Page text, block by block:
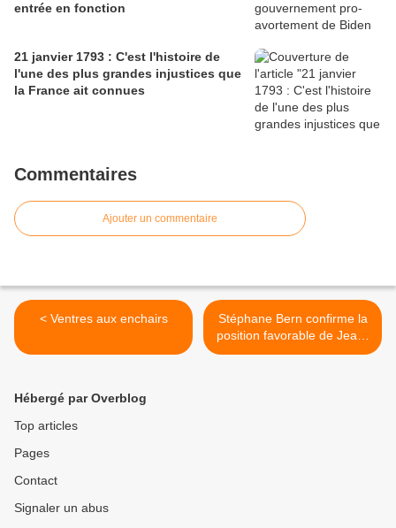
entrée en fonction
21 janvier 1793 : C'est l'histoire de
l'une des plus grandes injustices que
la France ait connues
Commentaires
Ajouter un commentaire
< Ventres aux enchairs
Stéphane Bern confirme la
position favorable de Jean-
François Copé "à titre privé"
Hébergé par Overblog
Top articles
Pages
Contact
Signaler un abus